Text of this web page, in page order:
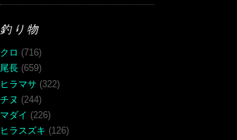
釣り物
クロ (716)
尾長 (659)
ヒラマサ (322)
チヌ (244)
マダイ (226)
ヒラスズキ (126)